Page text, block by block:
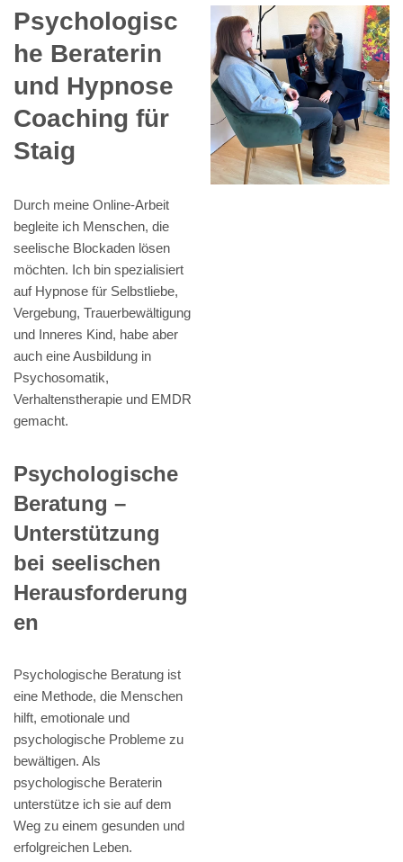
Psychologisc
he Beraterin
und Hypnose
Coaching für
Staig
Durch meine Online-Arbeit
begleite ich Menschen, die
seelische Blockaden lösen
möchten. Ich bin spezialisiert
auf Hypnose für Selbstliebe,
Vergebung, Trauerbewältigung
und Inneres Kind, habe aber
auch eine Ausbildung in
Psychosomatik,
Verhaltenstherapie und EMDR
gemacht.
Psychologische
Beratung –
Unterstützung
bei seelischen
Herausforderung
en
Psychologische Beratung ist
eine Methode, die Menschen
hilft, emotionale und
psychologische Probleme zu
bewältigen. Als
psychologische Beraterin
unterstütze ich sie auf dem
Weg zu einem gesunden und
erfolgreichen Leben.